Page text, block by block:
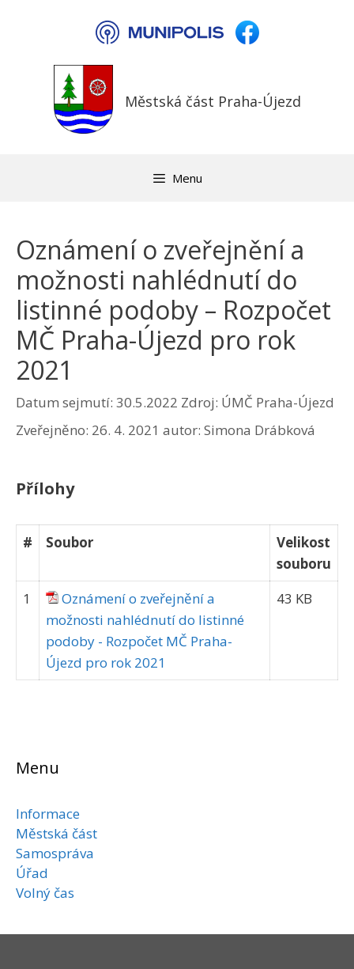
Městská část Praha-Újezd
Menu
Oznámení o zveřejnění a
možnosti nahlédnutí do
listinné podoby – Rozpočet
MČ Praha-Újezd pro rok
2021
Datum sejmutí: 30.5.2022 Zdroj: ÚMČ Praha-Újezd
Zveřejněno: 26. 4. 2021 autor: Simona Drábková
Přílohy
# Soubor
Velikost
souboru
1
Oznámení o zveřejnění a
možnosti nahlédnutí do listinné
podoby - Rozpočet MČ Praha-
Újezd pro rok 2021
43 KB
Menu
Informace
Městská část
Samospráva
Úřad
Volný čas